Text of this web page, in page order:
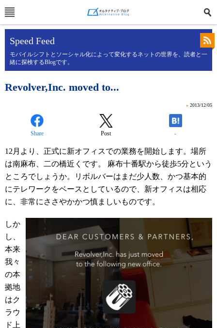
Speed Feed
モバイルシフトとソーシャル化によって変化するネットの世界を、読者と一
緒に探検するBlogです。
Revolver,Inc. moved to...
» 2013/12/05
Share Post -
12月より、正式に新オフィスでの業務を開始します。場所
は南麻布、二の橋近くです。 麻布十番駅から徒歩5分という
ところでしょうか。リボルバーはまだ少人数、かつ基本的
にテレワークをベースとしているので、新オフィスは相応
に、非常にささやかかつ慎ましいものです。
しか
し、
本来
我々
の本
拠地
はク
ラウ
ド上